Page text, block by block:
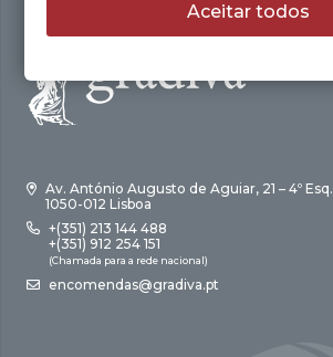
Av. António Augusto de Aguiar, 21 – 4º Esq.
1050-012 Lisboa
+(351) 213 144 488
+(351) 912 254 151
(Chamada para a rede nacional)
encomendas@gradiva.pt
Aceitar todos